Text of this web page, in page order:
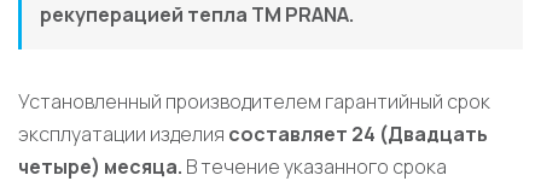
рекуперацией тепла ТМ PRANA.
Установленный производителем гарантийный срок
эксплуатации изделия составляет 24 (Двадцать
четыре) месяца. В течение указанного срока